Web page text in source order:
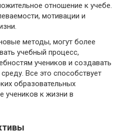
отношение к учебе.
мотивации и
методы, могут более
учебный процесс,
учеников и создавать
Все это способствует
образовательных
учеников к жизни в